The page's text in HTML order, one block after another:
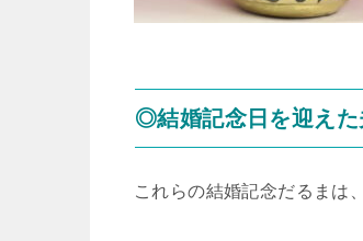
◎結婚記念日を迎えた
これらの結婚記念だるまは、